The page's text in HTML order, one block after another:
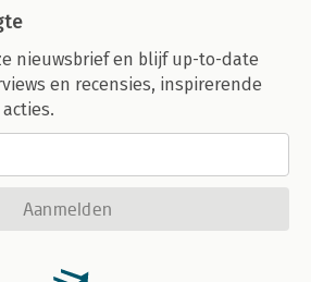
nieuwsbrief en blijf up-to-date
en recensies, inspirerende
Aanmelden